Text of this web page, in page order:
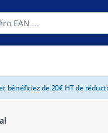
bénéficiez de 20€ HT de